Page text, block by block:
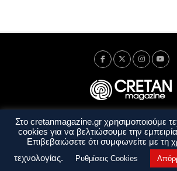
Ταυτότητα Πολιτική Απορρήτου
Όροι και Προϋποθέσεις
Στο cretanmagazine.gr χρησιμοποιούμε
cookies για να βελτιώσουμε την
Επιβεβαιώσετε ότι συμφωνείτε με τη
τεχνολογίας.
Ρυθμίσεις Cookies